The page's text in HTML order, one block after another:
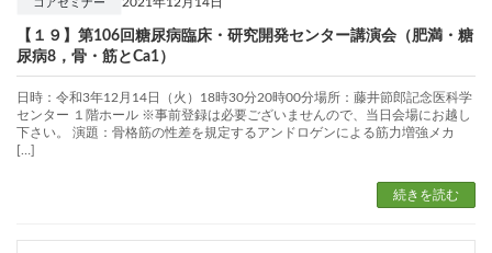
コアセミナー
【１９】第106回糖尿病臨床・研究開発センター講演会（肥満・糖
尿病8，骨・筋とCa1）
日時：令和3年12月14日（火）18時30分20時00分場所：藤井節郎記念医科学
センター １階ホール ※事前登録は必要ございませんので、当日会場にお越し
下さい。 演題：骨格筋の性差を規定するアンドロゲンによる筋力増強メカ
続きを読む